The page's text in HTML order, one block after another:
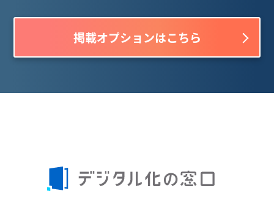
掲載オプションはこちら